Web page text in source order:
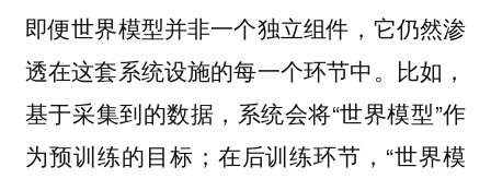
即便世界模型并非一个独立组件，它仍然渗
透在这套系统设施的每一个环节中。比如，
基于采集到的数据，系统会将“世界模型”作
为预训练的目标；在后训练环节，“世界模